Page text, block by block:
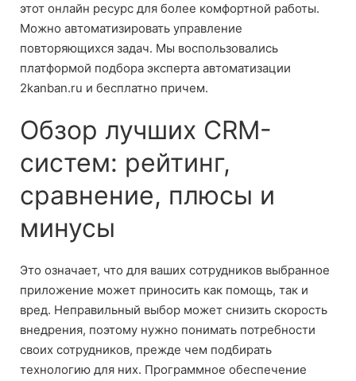
этот онлайн ресурс для более комфортной работы.
Можно автоматизировать управление
повторяющихся задач. Мы воспользовались
платформой подбора эксперта автоматизации
2kanban.ru и бесплатно причем.
Обзор лучших CRM-
систем: рейтинг,
сравнение, плюсы и
минусы
Это означает, что для ваших сотрудников выбранное
приложение может приносить как помощь, так и
вред. Неправильный выбор может снизить скорость
внедрения, поэтому нужно понимать потребности
своих сотрудников, прежде чем подбирать
технологию для них. Программное обеспечение